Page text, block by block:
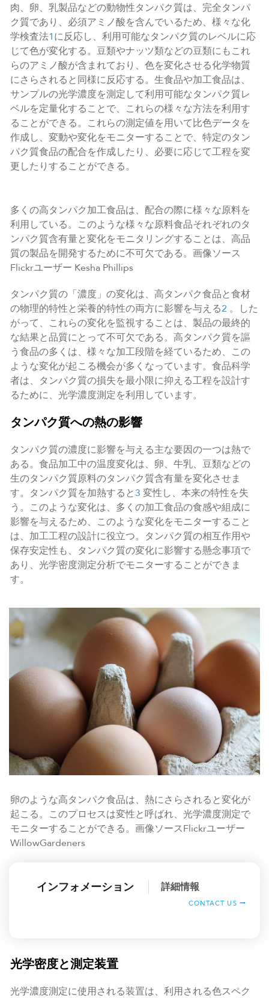
肉、卵、乳製品などの動物性タンパク質は、完全タンパ
ク質であり、必須アミノ酸を含んでいるため、様々な化
学検査法1に反応し、利用可能なタンパク質のレベルに応
じて色が変化する。豆類やナッツ類などの豆類にもこれ
らのアミノ酸が含まれており、色を変化させる化学物質
にさらされると同様に反応する。生食品や加工食品は、
サンプルの光学濃度を測定して利用可能なタンパク質レ
ベルを定量化することで、これらの様々な方法を利用す
ることができる。これらの測定値を用いて比色データを
作成し、変動や変化をモニターすることで、特定のタン
パク質食品の配合を作成したり、必要に応じて工程を変
更したりすることができる。
多くの高タンパク加工食品は、配合の際に様々な原料を
利用している。このような様々な原料食品それぞれのタ
ンパク質含有量と変化をモニタリングすることは、高品
質の製品を開発するために不可欠である。画像ソース
Flickrユーザー Kesha Phillips
タンパク質の「濃度」の変化は、高タンパク食品と食材
の物理的特性と栄養的特性の両方に影響を与える2 。した
がって、これらの変化を監視することは、製品の最終的
な結果と品質にとって不可欠である。高タンパク質を謳
う食品の多くは、様々な加工段階を経ているため、この
ような変化が起こる機会が多くなっています。食品科学
者は、タンパク質の損失を最小限に抑える工程を設計す
るために、光学濃度測定を利用しています。
タンパク質への熱の影響
タンパク質の濃度に影響を与える主な要因の一つは熱で
ある。食品加工中の温度変化は、卵、牛乳、豆類などの
生のタンパク質原料のタンパク質含有量を変化させま
す。タンパク質を加熱すると3 変性し、本来の特性を失
う。このような変化は、多くの加工食品の食感や組成に
影響を与えるため、このような変化をモニターすること
は、加工工程の設計に役立つ。タンパク質の相互作用や
保存安定性も、タンパク質の変化に影響する懸念事項で
あり、光学密度測定分析でモニターすることができま
す。
卵のような高タンパク食品は、熱にさらされると変化が
起こる。このプロセスは変性と呼ばれ、光学濃度測定で
モニターすることができる。画像ソースFlickrユーザー
WillowGardeners
インフォメーション 詳細情報
CONTACT US
光学密度と測定装置
光学濃度測定に使用される装置は、利用される色スペク